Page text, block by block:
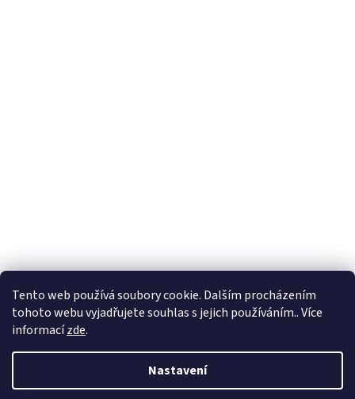
Tento web používá soubory cookie. Dalším procházením
tohoto webu vyjadřujete souhlas s jejich používáním.. Více
informacízde.
Nastavení
Vytvořil Shoptet